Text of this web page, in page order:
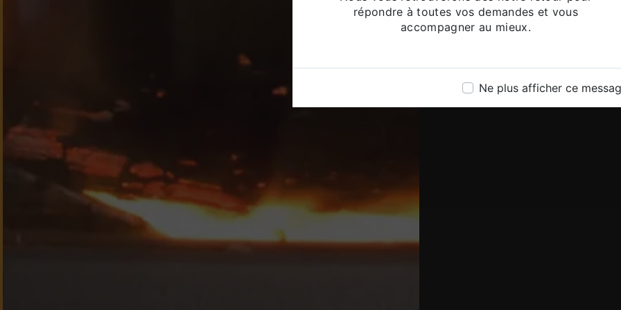
répondre à toutes vos demandes et vous
accompagner au mieux.
Ne plus afficher ce